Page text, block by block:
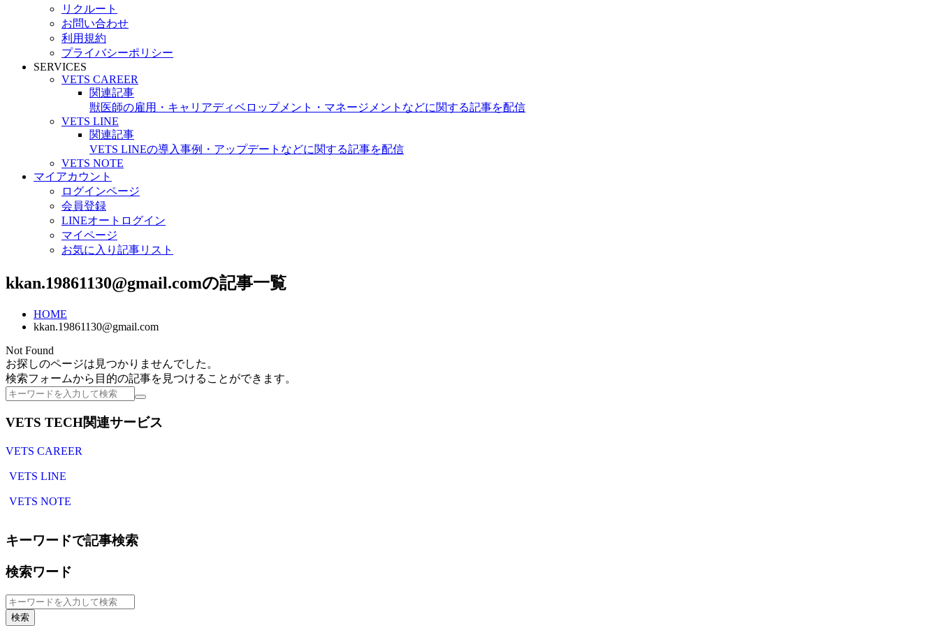
リクルート
お問い合わせ
利用規約
プライバシーポリシー
SERVICES
VETS CAREER
関連記事
獣医師の雇用・キャリアディベロップメント・マネージメントなどに関する記事を配信
VETS LINE
関連記事
VETS LINEの導入事例・アップデートなどに関する記事を配信
VETS NOTE
マイアカウント
ログインページ
会員登録
LINEオートログイン
マイページ
お気に入り記事リスト
kkan.19861130@gmail.comの記事一覧
HOME
kkan.19861130@gmail.com
Not Found
お探しのページは見つかりませんでした。
検索フォームから目的の記事を見つけることができます。
検
VETS TECH関連サービス
VETS CAREER
VETS LINE
VETS NOTE
キーワードで記事検索
検索ワード
検
索検索